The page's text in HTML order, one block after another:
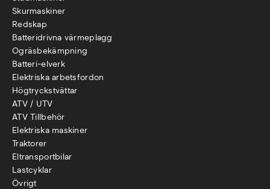
Skurmaskiner
Redskap
Batteridrivna värmeplagg
Ogräsbekämpning
Batteri-elverk
Elektriska arbetsfordon
Högtryckstvättar
ATV / UTV
ATV Tillbehör
Elektriska maskiner
Traktorer
Eltransportbilar
Lastcyklar
Övrigt